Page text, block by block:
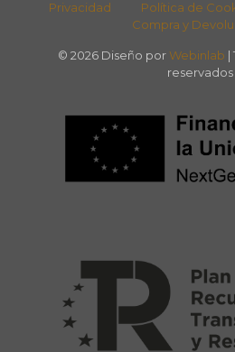
Privacidad
Política de
Compra y
© 2026 Diseño por Webinlab |
reservados